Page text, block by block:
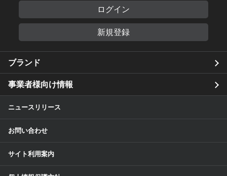
ログイン
新規登録
ブランド
事業者様向け情報
ニュースリリース
お問い合わせ
サイト利用案内